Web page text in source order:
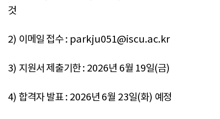
것
2) 이메일 접수: parkju051@iscu.ac.kr
3) 지원서 제출기한: 2026년 6월 19일(금)
4) 합격자 발표: 2026년 6월 23일(화) 예정